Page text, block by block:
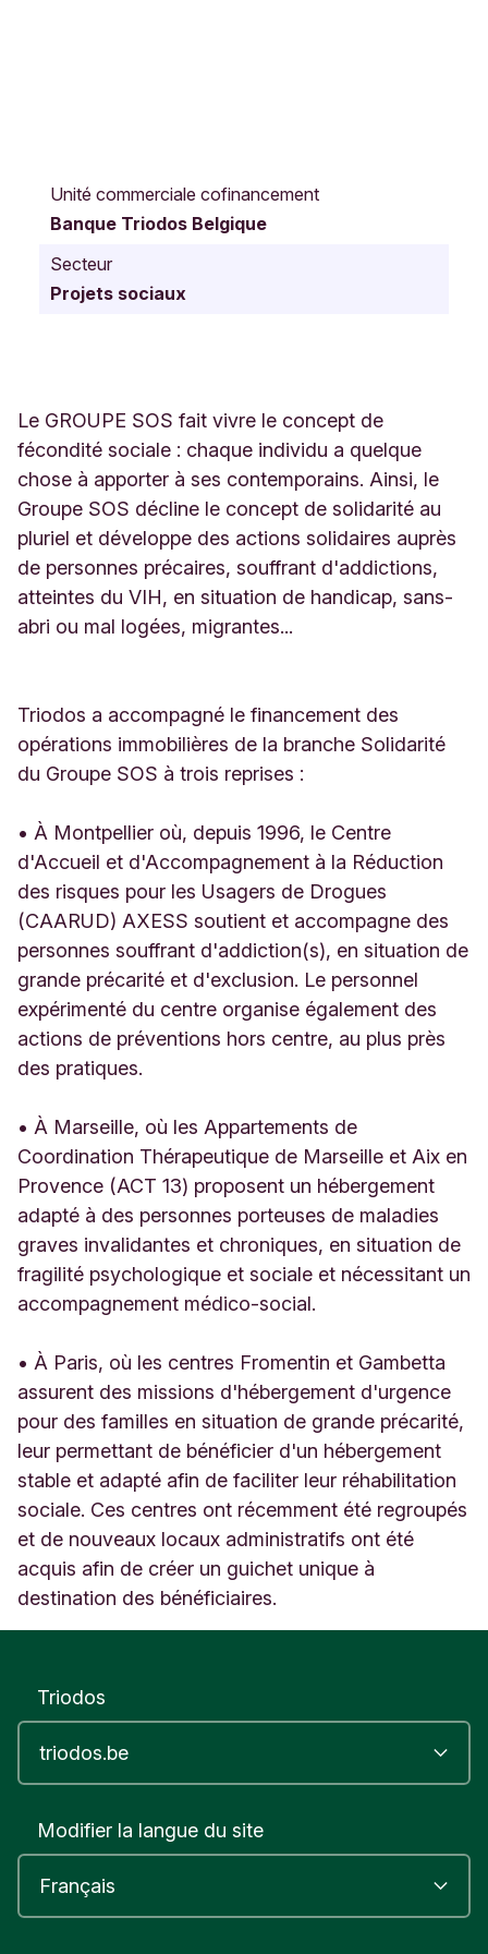
u
1
6
6
1
6
8
M
e
l
F
a
n
c
Unité commerciale cofinancement
Banque Triodos Belgique
Secteur
Projets sociaux
Le GROUPE SOS fait vivre le concept de
fécondité sociale : chaque individu a quelque
chose à apporter à ses contemporains. Ainsi, le
Groupe SOS décline le concept de solidarité au
pluriel et développe des actions solidaires auprès
de personnes précaires, souffrant d'addictions,
atteintes du VIH, en situation de handicap, sans-
abri ou mal logées, migrantes...
Triodos a accompagné le financement des
opérations immobilières de la branche Solidarité
du Groupe SOS à trois reprises :
• À Montpellier où, depuis 1996, le Centre
d'Accueil et d'Accompagnement à la Réduction
des risques pour les Usagers de Drogues
(CAARUD) AXESS soutient et accompagne des
personnes souffrant d'addiction(s), en situation de
grande précarité et d'exclusion. Le personnel
expérimenté du centre organise également des
actions de préventions hors centre, au plus près
des pratiques.
• À Marseille, où les Appartements de
Coordination Thérapeutique de Marseille et Aix en
Provence (ACT 13) proposent un hébergement
adapté à des personnes porteuses de maladies
graves invalidantes et chroniques, en situation de
fragilité psychologique et sociale et nécessitant un
accompagnement médico-social.
• À Paris, où les centres Fromentin et Gambetta
assurent des missions d'hébergement d'urgence
pour des familles en situation de grande précarité,
leur permettant de bénéficier d'un hébergement
stable et adapté afin de faciliter leur réhabilitation
sociale. Ces centres ont récemment été regroupés
et de nouveaux locaux administratifs ont été
acquis afin de créer un guichet unique à
destination des bénéficiaires.
Triodos
Modifier la langue du site